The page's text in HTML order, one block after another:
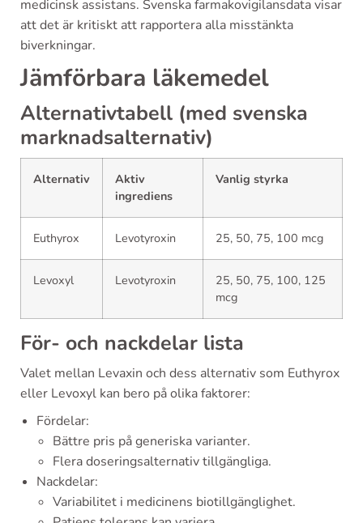
medicinsk assistans. Svenska farmakovigilansdata visar
att det är kritiskt att rapportera alla misstänkta
biverkningar.
Jämförbara läkemedel
Alternativtabell (med svenska
marknadsalternativ)
Alternativ
Aktiv
ingrediens
Vanlig styrka
Euthyrox Levotyroxin 25, 50, 75, 100 mcg
Levoxyl Levotyroxin
25, 50, 75, 100, 125
mcg
För- och nackdelar lista
Valet mellan Levaxin och dess alternativ som Euthyrox
eller Levoxyl kan bero på olika faktorer:
Fördelar:
Bättre pris på generiska varianter.
Flera doseringsalternativ tillgängliga.
Nackdelar:
Variabilitet i medicinens biotillgänglighet.